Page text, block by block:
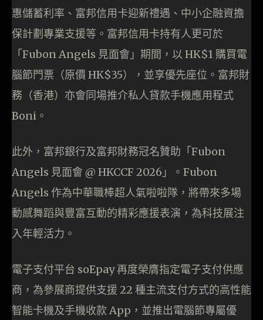
惠儲蓄利率、富邦信用卡迎新禮遇、中小企融資擔
保計劃專業支援等。富邦信用卡持有人更可於
「Fubon Angels 見面會」期間，以 HK$1 購買電
腦節門票（原價 HK$35），並享優先座位。富邦財
務（香港）亦會同場推介私人貸款手機應用程式
Boni。
此外，富邦銀行及富邦財務冠名贊助「Fubon
Angels 見面會 @ HKCCF 2026」。Fubon
Angels 作為中華職棒超人氣啦啦隊，將帶來多場
動感舞蹈與豐富互動的精彩應援表演，為科技展注
入年輕活力。
電子支付平台 soEpay 再度榮膺指定電子支付供應
商，為參展商提供支援 22 種主流支付方式的高性能
智能卡機及手機收款 App，並推出電腦節專屬優